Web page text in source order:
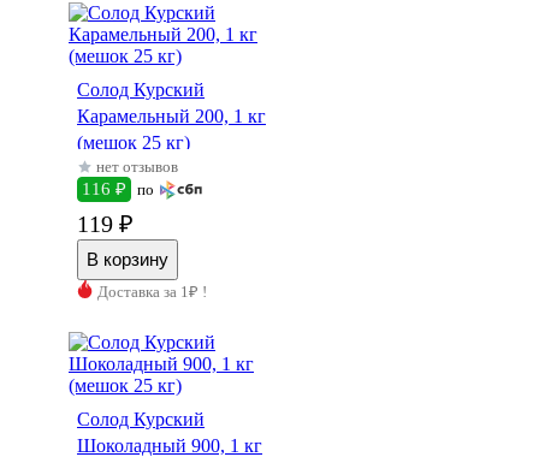
Солод Курский
Карамельный 200, 1 кг
(мешок 25 кг)
нет отзывов
116 ₽ по
119 ₽
Доставка за 1₽ !
Солод Курский
Шоколадный 900, 1 кг